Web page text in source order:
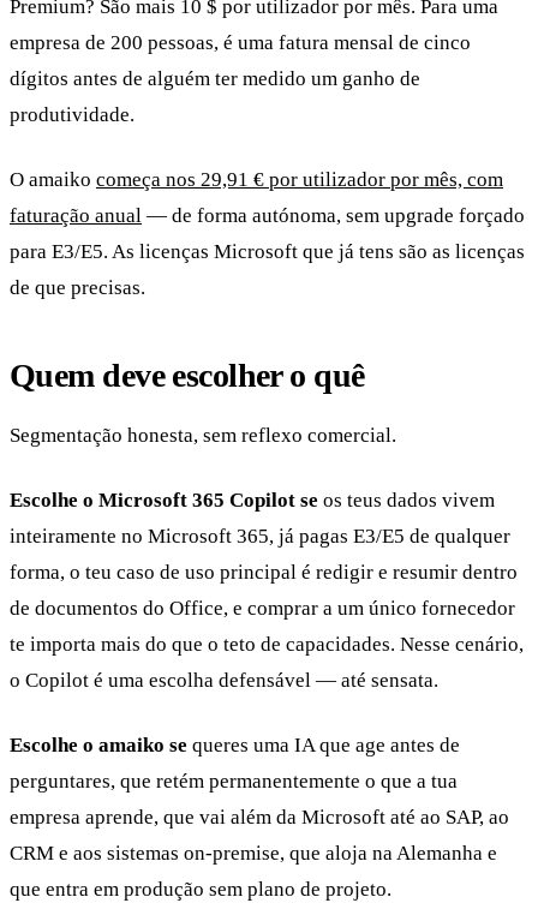
Premium? São mais 10 $ por utilizador por mês. Para uma
empresa de 200 pessoas, é uma fatura mensal de cinco
dígitos antes de alguém ter medido um ganho de
produtividade.
O amaiko começa nos 29,91 € por utilizador por mês, com
faturação anual — de forma autónoma, sem upgrade forçado
para E3/E5. As licenças Microsoft que já tens são as licenças
de que precisas.
Quem deve escolher o quê
Segmentação honesta, sem reflexo comercial.
Escolhe o Microsoft 365 Copilot se os teus dados vivem
inteiramente no Microsoft 365, já pagas E3/E5 de qualquer
forma, o teu caso de uso principal é redigir e resumir dentro
de documentos do Office, e comprar a um único fornecedor
te importa mais do que o teto de capacidades. Nesse cenário,
o Copilot é uma escolha defensável — até sensata.
Escolhe o amaiko se queres uma IA que age antes de
perguntares, que retém permanentemente o que a tua
empresa aprende, que vai além da Microsoft até ao SAP, ao
CRM e aos sistemas on-premise, que aloja na Alemanha e
que entra em produção sem plano de projeto.